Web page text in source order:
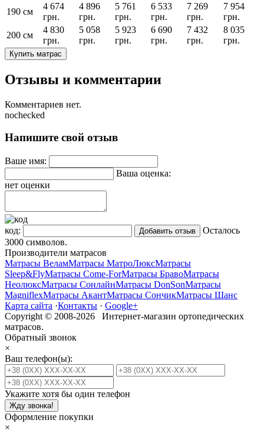
190 см
4 674
грн.
4 896
грн.
5 761
грн.
6 533
грн.
7 269
грн.
7 954
грн.
200 см
4 830
грн.
5 058
грн.
5 923
грн.
6 690
грн.
7 432
грн.
8 035
грн.
Купить матрас
Отзывы и комментарии
Комментариев нет.
nochecked
Напишите свой отзыв
Ваше имя:
Ваша оценка:
нет оценки
код:
Осталось
3000 символов.
Производители матрасов
Матрасы ВеламМатрасы МатроЛюксМатрасы
Sleep&FlyМатрасы Come-ForМатрасы БравоМатрасы
НеолюксМатрасы СонлайнМатрасы DonSonМатрасы
MagniflexМатрасы АкантМатрасы СончикМатрасы Шанс
Карта сайта ·Контакты · Google+
Copyright © 2008-2026 Интернет-магазин ортопедических
матрасов.
Обратный звонок
×
Ваш телефон(ы):
Укажите хотя бы один телефон
Жду звонка!
Оформление покупки
×